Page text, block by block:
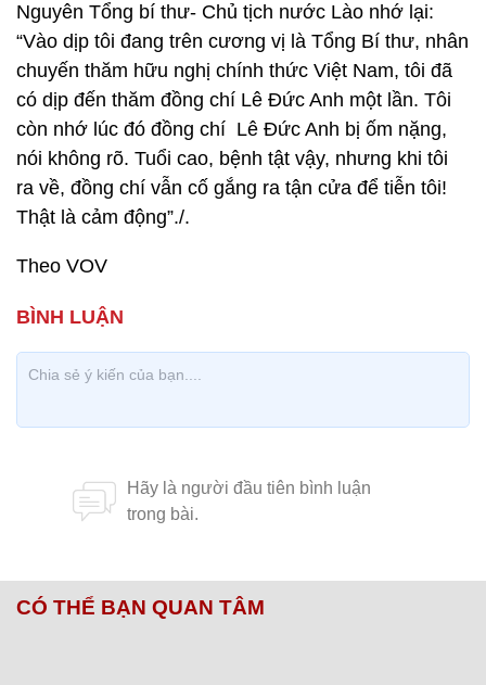
Nguyên Tổng bí thư- Chủ tịch nước Lào nhớ lại:
“Vào dịp tôi đang trên cương vị là Tổng Bí thư, nhân
chuyến thăm hữu nghị chính thức Việt Nam, tôi đã
có dịp đến thăm đồng chí Lê Đức Anh một lần. Tôi
còn nhớ lúc đó đồng chí Lê Đức Anh bị ốm nặng,
nói không rõ. Tuổi cao, bệnh tật vậy, nhưng khi tôi
ra về, đồng chí vẫn cố gắng ra tận cửa để tiễn tôi!
Thật là cảm động”./.
Theo VOV
CÓ THỂ BẠN QUAN TÂM